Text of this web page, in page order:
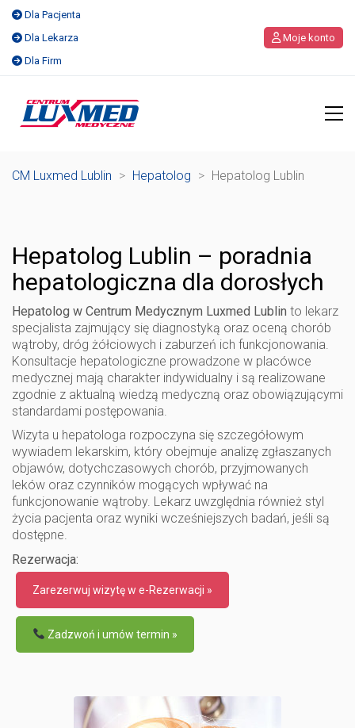
Dla Pacjenta
Dla Lekarza
Dla Firm
Moje konto
CM Luxmed Lublin > Hepatolog > Hepatolog Lublin
Hepatolog Lublin – poradnia
hepatologiczna dla dorosłych
Hepatolog w Centrum Medycznym Luxmed Lublin to lekarz
specjalista zajmujący się diagnostyką oraz oceną chorób
wątroby, dróg żółciowych i zaburzeń ich funkcjonowania.
Konsultacje hepatologiczne prowadzone w placówce
medycznej mają charakter indywidualny i są realizowane
zgodnie z aktualną wiedzą medyczną oraz obowiązującymi
standardami postępowania.
Wizyta u hepatologa rozpoczyna się szczegółowym
wywiadem lekarskim, który obejmuje analizę zgłaszanych
objawów, dotychczasowych chorób, przyjmowanych
leków oraz czynników mogących wpływać na
funkcjonowanie wątroby. Lekarz uwzględnia również styl
życia pacjenta oraz wyniki wcześniejszych badań, jeśli są
dostępne.
Rezerwacja:
Zarezerwuj wizytę w e-Rezerwacji »
Zadzwoń i umów termin »